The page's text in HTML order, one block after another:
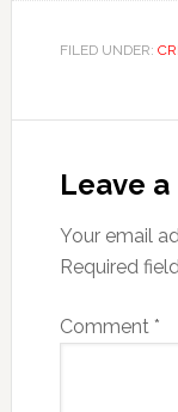
FILED UNDER:
Leave a
Your email
Required
Comment *